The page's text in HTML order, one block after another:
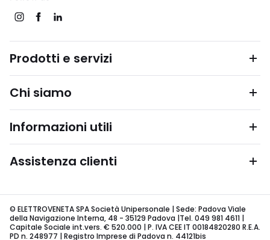
Prodotti e servizi
Chi siamo
Informazioni utili
Assistenza clienti
© ELETTROVENETA SPA Società Unipersonale | Sede: Padova Viale
della Navigazione Interna, 48 - 35129 Padova |Tel. 049 981 4611 |
Capitale Sociale int.vers. € 520.000 | P. IVA CEE IT 00184820280 R.E.A.
PD n. 248977 | Registro Imprese di Padova n. 44121bis